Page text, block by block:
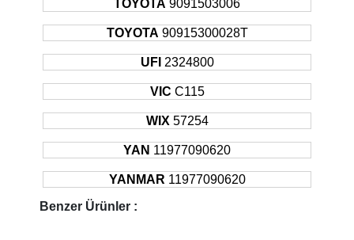
TOYOTA 9091503006
TOYOTA 90915300028T
UFI 2324800
VIC C115
WIX 57254
YAN 11977090620
YANMAR 11977090620
Benzer Ürünler :